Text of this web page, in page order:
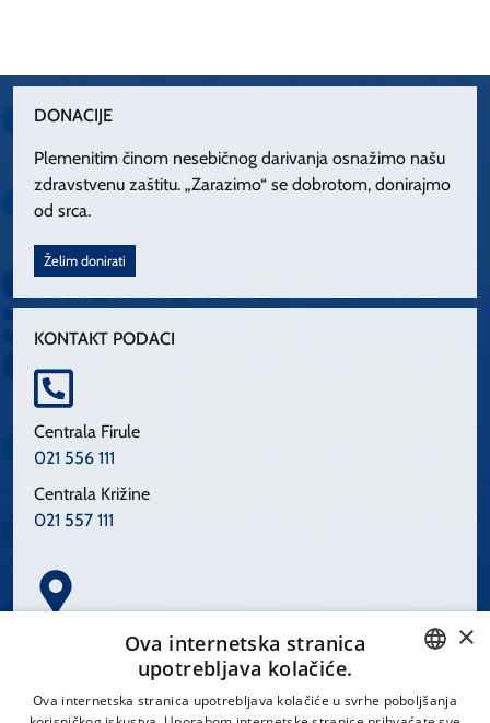
DONACIJE
Plemenitim činom nesebičnog darivanja osnažimo našu
zdravstvenu zaštitu. „Zarazimo“ se dobrotom, donirajmo
od srca.
Želim donirati
KONTAKT PODACI
Centrala Firule
021 556 111
Centrala Križine
021 557 111
Spinčićeva 1, 21000 Split
CROATIAN
×
Ova internetska stranica
upotrebljava kolačiće.
Ova internetska stranica upotrebljava kolačiće u svrhe poboljšanja